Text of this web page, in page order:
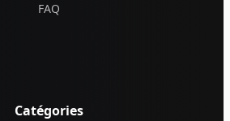
FAQ
Catégories